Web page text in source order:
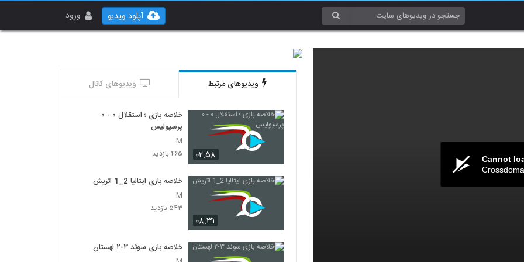
ورود آپلود ویدیو
Cannot
ویدیوهای مرتبط ویدیوهای کانال
۰۲:۵۸
خلاصه بازی ؛ استقلال ۰ - ۰
پرسپولیس
M
۴۶۵ بازدید
۰۸:۳۱
خلاصه بازی ایتالیا 2_1 اتريش
M
۵۴۳ بازدید
خلاصه بازی سوئد ۳-۲ لهستان